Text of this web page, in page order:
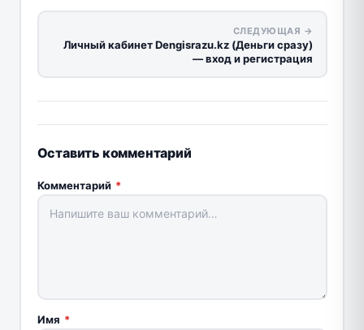
СЛЕДУЮЩАЯ →
Личный кабинет Dengisrazu.kz (Деньги сразу)
— вход и регистрация
Оставить комментарий
Комментарий *
Имя *